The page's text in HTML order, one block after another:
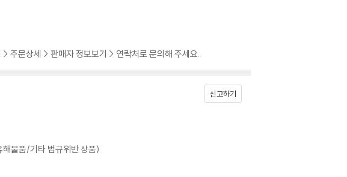
주문상세 > 판매자 정보보기 > 연락처로 문의해 주세요.
신고하기
물품/기타 법규위반 상품)